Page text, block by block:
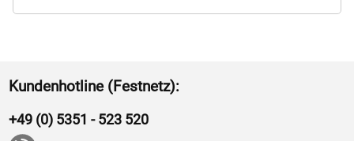
Kundenhotline (Festnetz):
+49 (0) 5351 - 523 520